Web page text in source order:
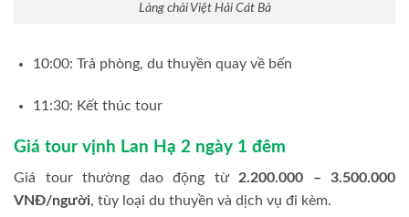
Làng chài Việt Hải Cát Bà
10:00: Trả phòng, du thuyền quay về bến
11:30: Kết thúc tour
Giá tour vịnh Lan Hạ 2 ngày 1 đêm
Giá tour thường dao động từ 2.200.000 – 3.500.000
VNĐ/người, tùy loại du thuyền và dịch vụ đi kèm.